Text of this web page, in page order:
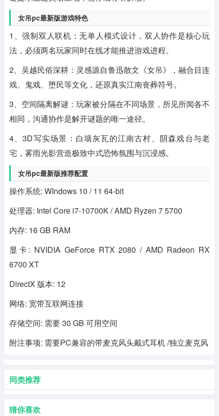
女吊pc最新版游戏特色
1、强制双人联机：无单人模式设计，双人协作是核心玩
法，必须两名玩家同时在线才能推进游戏进程。
2、吴越民俗深耕：灵感源自鲁迅散文《女吊》，融合目连
戏、鬼戏、堕民等文化，还原真实江南丧葬符号。
3、空间隔离解谜：玩家被分隔在不同场景，所见所闻各不
相同，沟通协作是解开谜题的唯一途径。
4、3D写实场景：白墙灰瓦的江南古村、阴森戏台与老
宅，雾雨光影营造极致中式恐怖氛围与沉浸感。
女吊pc最新版推荐配置
操作系统: WIndows 10 / 11 64-bit
处理器: Intel Core i7-10700K / AMD Ryzen 7 5700
内存: 16 GB RAM
显卡: NVIDIA GeForce RTX 2080 / AMD Radeon RX
6700 XT
DirectX 版本: 12
网络: 宽带互联网连接
存储空间: 需要 30 GB 可用空间
附注事项: 需要PC兼容的带麦克风头戴式耳机 /独立麦克风
同类推荐
猜你喜欢